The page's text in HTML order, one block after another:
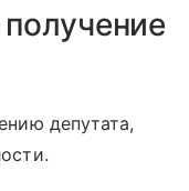
депутата,